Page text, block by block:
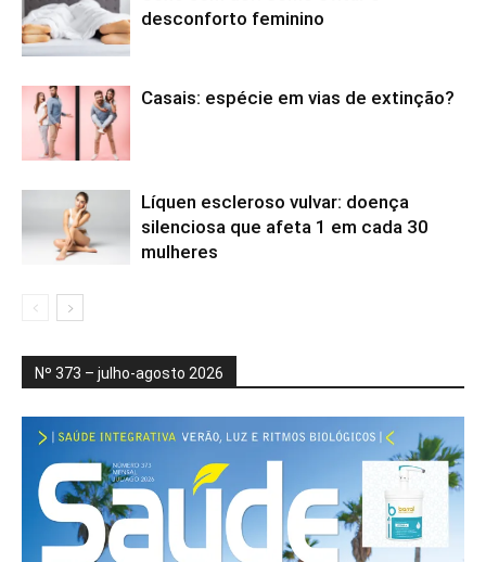
desconforto feminino
Casais: espécie em vias de extinção?
Líquen escleroso vulvar: doença
silenciosa que afeta 1 em cada 30
mulheres
Nº 373 – julho-agosto 2026